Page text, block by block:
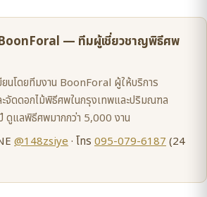
— ทีมผู้เชี่ยวชาญพิธีศพ
ยนโดยทีมงาน BoonForal ผู้ให้บริการ
จัดดอกไม้พิธีศพในกรุงเทพและปริมณฑล
ดูแลพิธีศพมากกว่า 5,000 งาน
@148zsiye· โทร 095-079-6187(24